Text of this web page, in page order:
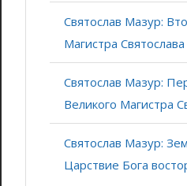
Святослав Мазур:
Магистра
Святослав Мазур:
Великого Магистра
Святослав Мазур:
Царствие Бога